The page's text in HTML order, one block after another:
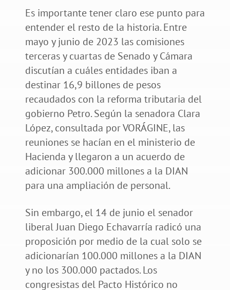
Es importante tener claro ese punto para
entender el resto de la historia. Entre
mayo y junio de 2023 las comisiones
terceras y cuartas de Senado y Cámara
discutían a cuáles entidades iban a
destinar 16,9 billones de pesos
recaudados con la reforma tributaria del
gobierno Petro. Según la senadora Clara
López, consultada por VORÁGINE, las
reuniones se hacían en el ministerio de
Hacienda y llegaron a un acuerdo de
adicionar 300.000 millones a la DIAN
para una ampliación de personal.
Sin embargo, el 14 de junio el senador
liberal Juan Diego Echavarría radicó una
proposición por medio de la cual solo se
adicionarían 100.000 millones a la DIAN
y no los 300.000 pactados. Los
congresistas del Pacto Histórico no